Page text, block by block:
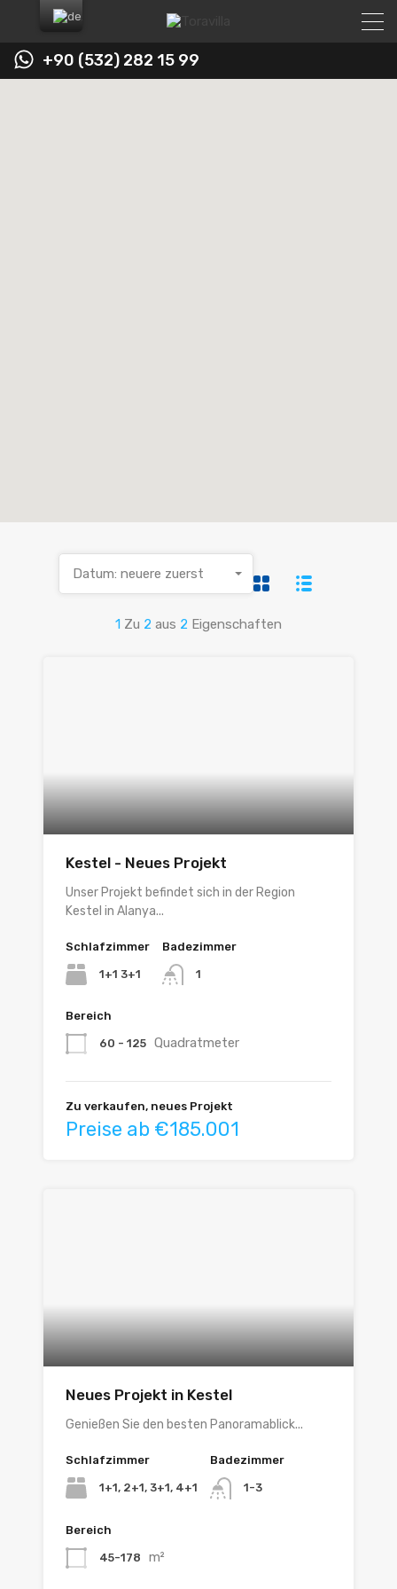
+90 (532) 282 15 99
1 Zu 2 aus 2 Eigenschaften
Datum: neuere zuerst
Kestel - Neues Projekt
Unser Projekt befindet sich in der Region
Kestel in Alanya...
Schlafzimmer
1+1 3+1
Badezimmer
1
Bereich
60 - 125 Quadratmeter
Zu verkaufen, neues Projekt
Preise ab €185.001
Neues Projekt in Kestel
Genießen Sie den besten Panoramablick...
Schlafzimmer
1+1, 2+1, 3+1, 4+1
Badezimmer
1-3
Bereich
45-178 m²